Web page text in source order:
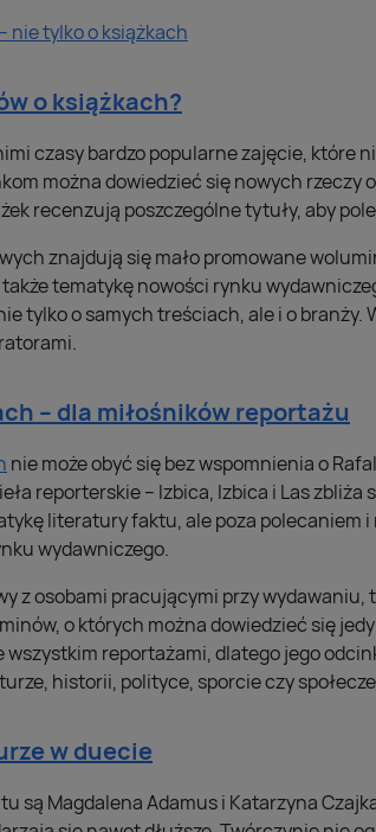
nie tylko o książkach
o książkach?
czasy bardzo popularne zajęcie, które
można dowiedzieć się nowych rzeczy
recenzują poszczególne tytuły, aby
znajdują się mało promowane
tematykę nowości rynku
tylko o samych treściach, ale i o branży.
– dla miłośników reportażu
nie może obyć się bez wspomnienia o
reporterskie – Izbica, Izbica i Las zbliża
literatury faktu, ale poza polecaniem
wydawniczego.
z osobami pracującymi przy wydawaniu,
o których można dowiedzieć się
wszystkim reportażami, dlatego jego
historii, polityce, sporcie czy
w duecie
są Magdalena Adamus i Katarzyna